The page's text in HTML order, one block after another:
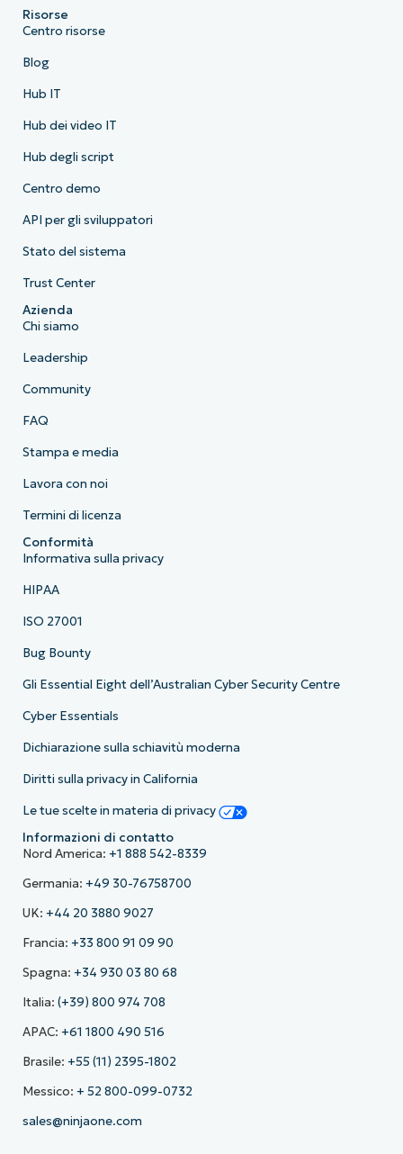
Risorse
Centro risorse
Blog
Hub IT
Hub dei video IT
Hub degli script
Centro demo
API per gli sviluppatori
Stato del sistema
Trust Center
Azienda
Chi siamo
Leadership
Community
FAQ
Stampa e media
Lavora con noi
Termini di licenza
Conformità
Informativa sulla privacy
HIPAA
ISO 27001
Bug Bounty
Gli Essential Eight dell’Australian Cyber Security Centre
Cyber Essentials
Dichiarazione sulla schiavitù moderna
Diritti sulla privacy in California
Le tue scelte in materia di privacy
Informazioni di contatto
Nord America: +1 888 542-8339
Germania: +49 30-76758700
UK: +44 20 3880 9027
Francia: +33 800 91 09 90
Spagna: +34 930 03 80 68
Italia: (+39) 800 974 708
APAC: +61 1800 490 516
Brasile: +55 (11) 2395-1802
Messico: + 52 800-099-0732
sales@ninjaone.com